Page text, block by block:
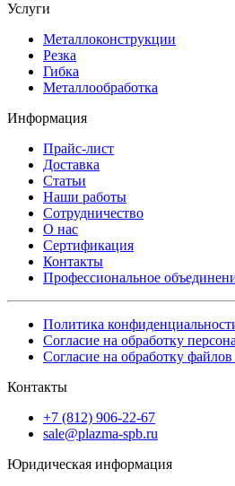
Услуги
Металлоконструкции
Резка
Гибка
Металлообработка
Информация
Прайс-лист
Доставка
Статьи
Наши работы
Сотрудничество
О нас
Сертификация
Контакты
Профессиональное
Политика
Согласие на обработку
Согласие на обработку
Контакты
+7 (812) 906-22-67
sale@plazma-spb.ru
Юридическая информация